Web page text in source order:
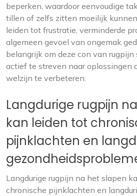
beperken, waardoor eenvoudige
tillen of zelfs zitten moeilijk
leiden tot frustratie, verminderde
algemeen gevoel van ongemak
belangrijk om deze con van rugpijn
actief te streven naar oplossingen
welzijn te verbeteren.
Langdurige rugpijn
kan leiden tot
pijnklachten en
Langdurige rugpijn na het slapen
chronische pijnklachten en